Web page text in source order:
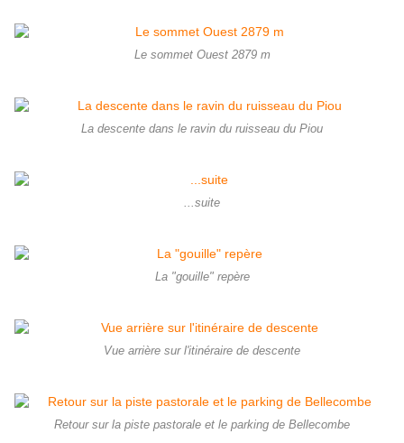
Le sommet Ouest 2879 m
La descente dans le ravin du ruisseau du Piou
...suite
La "gouille" repère
Vue arrière sur l'itinéraire de descente
Retour sur la piste pastorale et le parking de Bellecombe